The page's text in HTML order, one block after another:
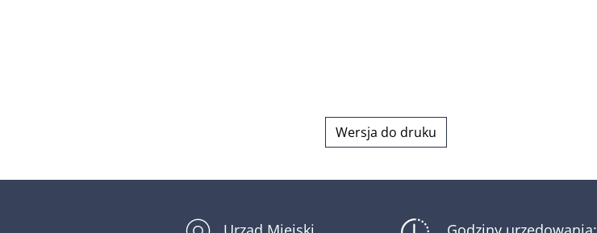
Wersja do druku